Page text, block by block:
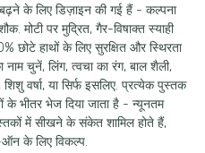
के लिए डिज़ाइन की गई हैं - कल्पना
मोटी पर मुद्रित, गैर-विषाक्त स्याही
छोटे हाथों के लिए सुरक्षित और स्थिरता
नाम चुनें, लिंग, त्वचा का रंग, बाल शैली,
वर्षा, या सिर्फ इसलिए. प्रत्येक पुस्तक
के भीतर भेज दिया जाता है - न्यूनतम
में सीखने के संकेत शामिल होते हैं,
ऑन के लिए विकल्प.